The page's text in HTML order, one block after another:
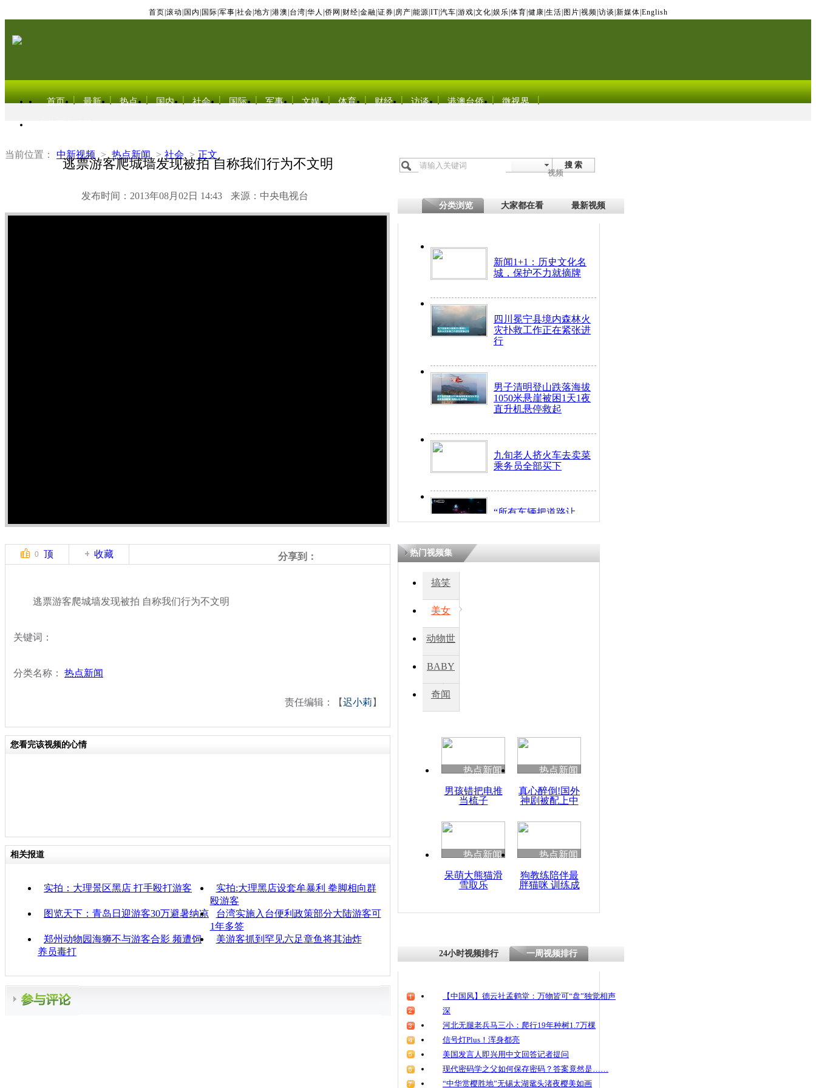
首页 滚动 国内 国际 军事 社会 地方 港澳 台湾 华人 侨网 财经 金融 证券 房产 能源 IT| 汽车 游戏 文化 娱乐 体育 健康 生活 图片 视频 访谈 新媒体 English
首页 最新 热点 国内 社会 国际 军事 文娱 体育 财经 访谈 港澳台侨 微视界
当前位置： 中新视频 > 热点新闻 > 社会 > 正文
逃票游客爬城墙发现被拍 自称我们行为不文明
发布时间：2013年08月02日 14:43 来源：中央电视台
搜 索
视频
分类浏览 大家都在看 最新视频
新闻1+1：历史文化名
城，保护不力就摘牌
四川冕宁县境内森林火
灾扑救工作正在紧张进
行
男子清明登山跌落海拔
1050米悬崖被困1天1夜
直升机悬停救起
九旬老人挤火车去卖菜
乘务员全部买下
“所有车辆把道路让
开！”儿童突发疾病交
四川兴文苗乡上万人欢
度苗族花山节
清明祭英烈 哀思悼忠
逃票游客爬城墙发现被
0 顶 收藏 分享到：
逃票游客爬城墙发现被拍 自称我们行为不文明
关键词：
分类名称： 热点新闻
责任编辑：【迟小莉 】
您看完该视频的心情
相关报道
实拍：大理景区黑店 打手殴打游客
实拍:大理黑店设套牟暴利 拳脚相向群
殴游客
图览天下：青岛日迎游客30万避暑纳凉
台湾实施入台便利政策部分大陆游客可
1年多签
郑州动物园海狮不与游客合影 频遭饲
养员毒打
美游客抓到罕见六足章鱼将其油炸
热门视频集
搞笑
美女
动物世
BABY
秀
奇闻
热点新闻
男孩错把电推
当梳子
热点新闻
真心醉倒!国外
神剧被配上中
热点新闻
呆萌大熊猫滑
雪取乐
热点新闻
狗教练陪伴最
胖猫咪 训练成
24小时视频排行 一周视频排行
【中国风】德云社孟鹤堂：万物皆可“盘”独觉相声
深
河北无腿老兵马三小：爬行19年种树1.7万棵
信号灯Plus！浑身都亮
美国发言人即兴用中文回答记者提问
现代密码学之父如何保存密码？答案竟然是……
“中华赏樱胜地”无锡太湖鼋头渚夜樱美如画